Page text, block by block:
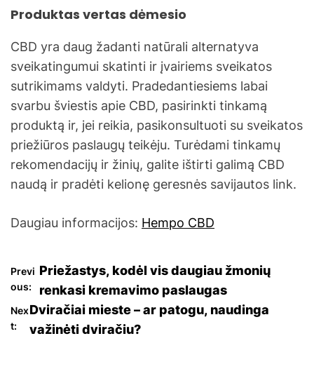
Produktas vertas dėmesio
CBD yra daug žadanti natūrali alternatyva
sveikatingumui skatinti ir įvairiems sveikatos
sutrikimams valdyti. Pradedantiesiems labai
svarbu šviestis apie CBD, pasirinkti tinkamą
produktą ir, jei reikia, pasikonsultuoti su sveikatos
priežiūros paslaugų teikėju. Turėdami tinkamų
rekomendacijų ir žinių, galite ištirti galimą CBD
naudą ir pradėti kelionę geresnės savijautos link.
Daugiau informacijos: Hempo CBD
N
a
v
Previ
ous:
Priežastys, kodėl vis daugiau žmonių
renkasi kremavimo paslaugas
Nex
t:
Dviračiai mieste – ar patogu, naudinga
važinėti dviračiu?